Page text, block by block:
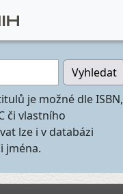
Vyhledat
je možné dle ISBN,
či vlastního
lze i v databázi
jména.